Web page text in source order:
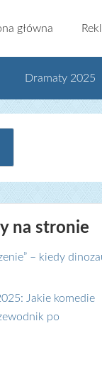
główna
Dramaty 2025
na stronie
– kiedy
Jakie komedie
po